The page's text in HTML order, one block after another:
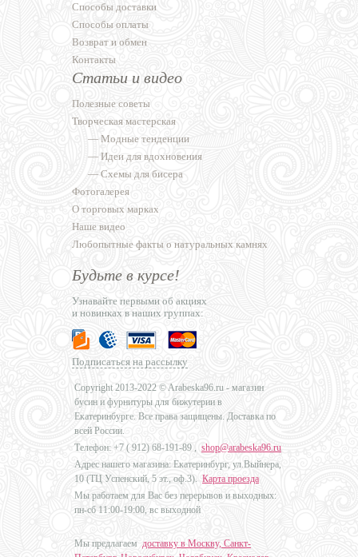
Способы доставки
Способы оплаты
Возврат и обмен
Контакты
Статьи и видео
Полезные советы
Творческая мастерская
— Модные тенденции
— Идеи для вдохновения
— Схемы для бисера
Фотогалерея
О торговых марках
Наше видео
Любопытные факты о натуральных камнях
Будьте в курсе!
Узнавайте первыми об акциях
и новинках в наших группах:
Подписаться на рассылку
Copyright 2013-2022 © Arabeska96.ru - магазин
бусин и фурнитуры для бижутерии в
Екатеринбурге. Все права защищены. Доставка по
всей России.
Телефон: +7 ( 912) 68-191-89 , shop@arabeska96.ru
Адрес нашего магазина: Екатеринбург, ул.Выйнера,
10 (ТЦ Успенский, 5 эт., оф.3). Карта проезда
Мы работаем для Вас без перерывов и выходных:
пн-сб 11:00-19:00, вс выходной
Мы предлагаем доставку в Москву, Санкт-